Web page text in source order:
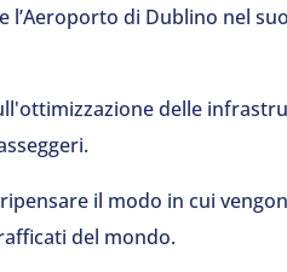
di Dublino nel
delle
il modo in cui
del mondo.